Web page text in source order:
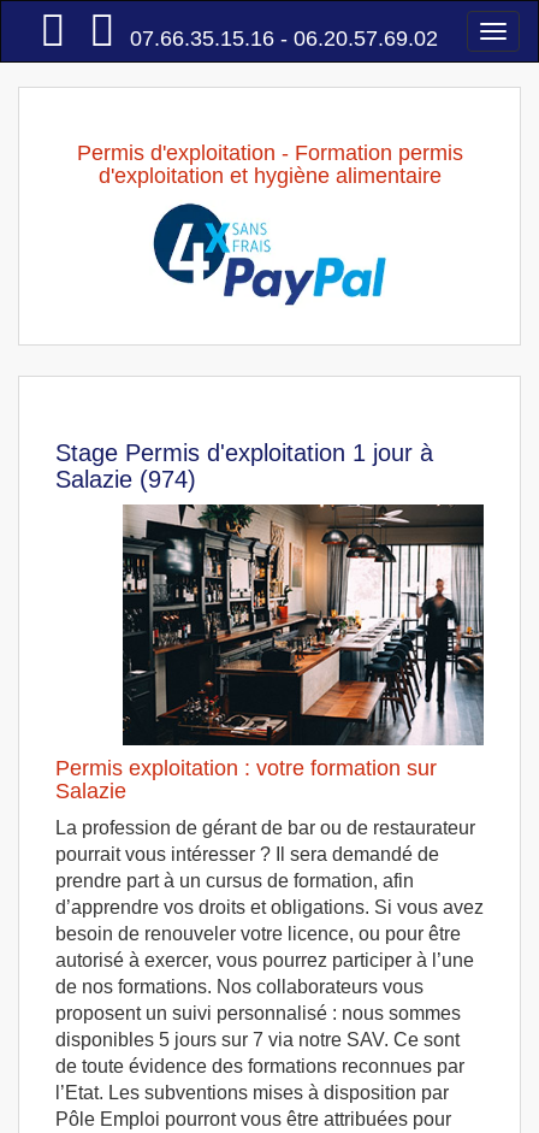
Accueil
07.66.35.15.16 - 06.20.57.69.02
Permis d'exploitation - Formation permis
d'exploitation et hygiène alimentaire
Stage Permis d'exploitation 1 jour à
Salazie (974)
Permis exploitation : votre formation sur
Salazie
La profession de gérant de bar ou de restaurateur
pourrait vous intéresser ? Il sera demandé de
prendre part à un cursus de formation, afin
d’apprendre vos droits et obligations. Si vous avez
besoin de renouveler votre licence, ou pour être
autorisé à exercer, vous pourrez participer à l’une
de nos formations. Nos collaborateurs vous
proposent un suivi personnalisé : nous sommes
disponibles 5 jours sur 7 via notre SAV. Ce sont
de toute évidence des formations reconnues par
l’Etat. Les subventions mises à disposition par
Pôle Emploi pourront vous être attribuées pour